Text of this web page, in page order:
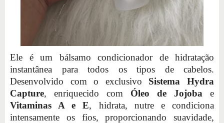
Ele é um bálsamo condicionador de hidratação
instantânea para todos os tipos de cabelos.
Desenvolvido com o exclusivo Sistema Hydra
Capture, enriquecido com Óleo de Jojoba e
Vitaminas A e E, hidrata, nutre e condiciona
intensamente os fios, proporcionando suavidade,